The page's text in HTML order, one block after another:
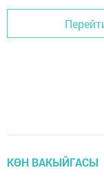
КӨН ВАКЫЙГАСЫ